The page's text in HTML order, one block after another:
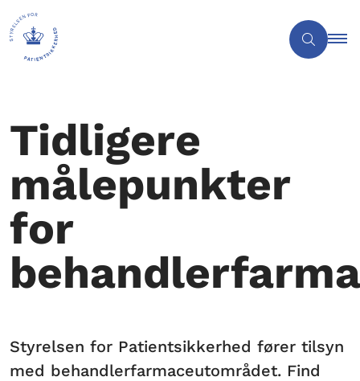
Tidligere
målepunkter
for
Styrelsen for Patientsikkerhed fører tilsyn
med behandlerfarmaceutområdet. Find